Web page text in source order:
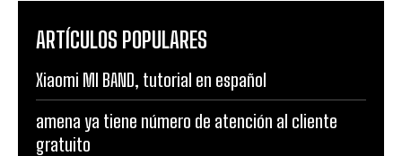
ARTÍCULOS POPULARES
Xiaomi MI BAND, tutorial en español
amena ya tiene número de atención al cliente
gratuito